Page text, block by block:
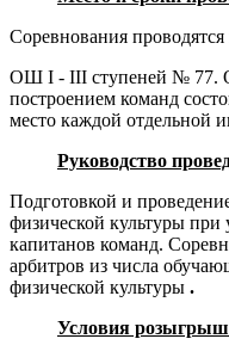
Соревнования
ОШ I - III ступеней № 77.
построением команд
место каждой отдельной
Руководство
Подготовкой и
физической культуры при
капитанов команд.
арбитров из числа
физической культуры .
Условия